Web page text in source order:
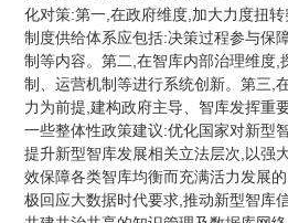
化对策:第一,在政府维度,加大力度扭
制度供给体系应包括:决策过程参与保
制等内容。第二,在智库内部治理维度
制、运营机制等进行系统创新。第三,
力为前提,建构政府主导、智库发挥重
一些整体性政策建议:优化国家对新型
提升新型智库发展相关立法层次,以强
效保障各类智库均衡而充满活力发展
极回应大数据时代要求,推动新型智库